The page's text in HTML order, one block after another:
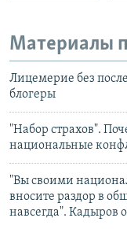
Материалы
Лицемерие без
блогеры
"Набор страхов".
национальные
"Вы своими
вносите раздор в
навсегда". Кадыров